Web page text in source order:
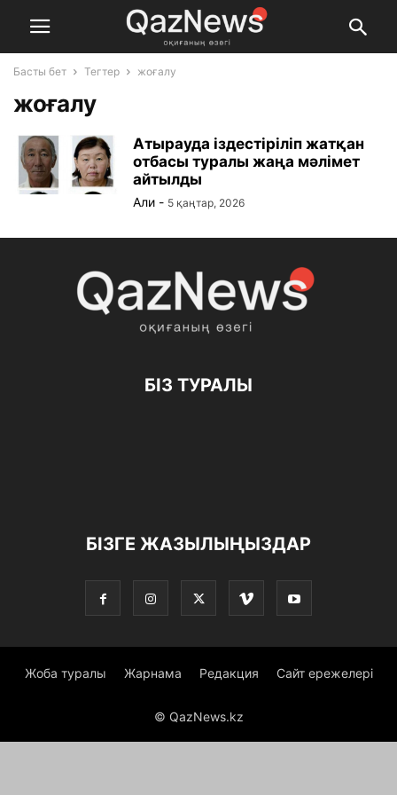
Басты бет Тегтер жоғалу
жоғалу
Атырауда іздестіріліп жатқан
отбасы туралы жаңа мәлімет
айтылды
Али - 5 қаңтар, 2026
БІЗ ТУРАЛЫ
БІЗГЕ ЖАЗЫЛЫҢЫЗДАР
Жоба туралы Жарнама Редакция Сайт ережелері
© QazNews.kz